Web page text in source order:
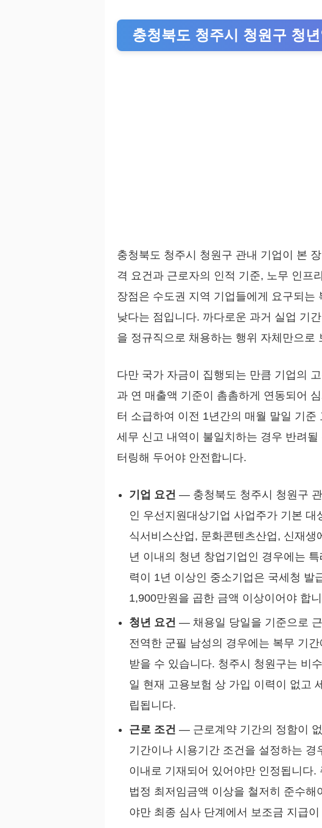
충청북도 청주시 청원구 청
충청북도 청주시 청원구 관내 기업이 본
격 요건과 근로자의 인적 기준, 노무 인프
장점은 수도권 지역 기업들에게 요구되
낮다는 점입니다. 까다로운 과거 실업 기
을 정규직으로 채용하는 행위 자체만으
다만 국가 자금이 집행되는 만큼 기업의
과 연 매출액 기준이 촘촘하게 연동되어
터 소급하여 이전 1년간의 매월 말일 기
세무 신고 내역이 불일치하는 경우 반려
터링해 두어야 안전합니다.
기업 요건 — 충청북도 청주시 청원구
인 우선지원대상기업 사업주가 기본
식서비스산업, 문화콘텐츠산업, 신재
년 이내의 청년 창업기업인 경우에는
력이 1년 이상인 중소기업은 국세청 발
1,900만원을 곱한 금액 이상이어야 합
청년 요건 — 채용일 당일을 기준으로
전역한 군필 남성의 경우에는 복무 기
받을 수 있습니다. 청주시 청원구는 비
일 현재 고용보험 상 가입 이력이 없고
립됩니다.
근로 조건 — 근로계약 기간의 정함이
기간이나 시용기간 조건을 설정하는
이내로 기재되어 있어야만 인정됩니다
법정 최저임금액 이상을 철저히 준수
야만 최종 심사 단계에서 보조금 지급